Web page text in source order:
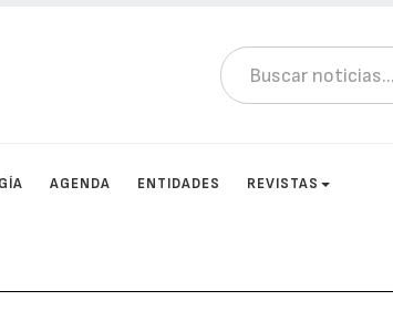
AGENDA ENTIDADES REVISTAS